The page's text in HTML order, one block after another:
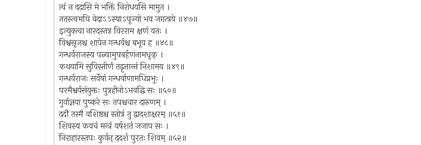
त्वं न ददासि मे भक्तिं निरोधयसि मामुत ।
ततस्त्वमपि वेदाऽऽस्याऽपूज्यो भव जगत्त्रये ॥४७॥
इत्युक्त्वा नारदस्तत्र विरराम क्षणं यतः ।
विश्वसृजश्च शापेन गन्धर्वश्च बभूव ह ॥४८॥
गन्धर्वराजस्य पत्न्यामुपबर्हणनामधृक् ।
कथयामि सुविस्तीर्णं तद्वृत्तान्तं निशामय ॥४९॥
गन्धर्वराजः सर्वेषां गन्धर्वाणामधिप्रभुः ।
परमैश्वर्यसंयुक्तः पुत्रहीनोऽभवद्धि सः ॥५०॥
गुर्वाज्ञया पुष्करे सः तपश्चचार दारुणम् ।
ददौ तस्मै वशिष्ठश्च स्तोत्रं तु द्वादशाक्षरम् ॥५१॥
शिवस्य कवचं मन्त्रं वर्षशतं जजाप सः ।
निराहारस्तपः कुर्वन् ददर्श पुरतः शिवम् ॥५२॥